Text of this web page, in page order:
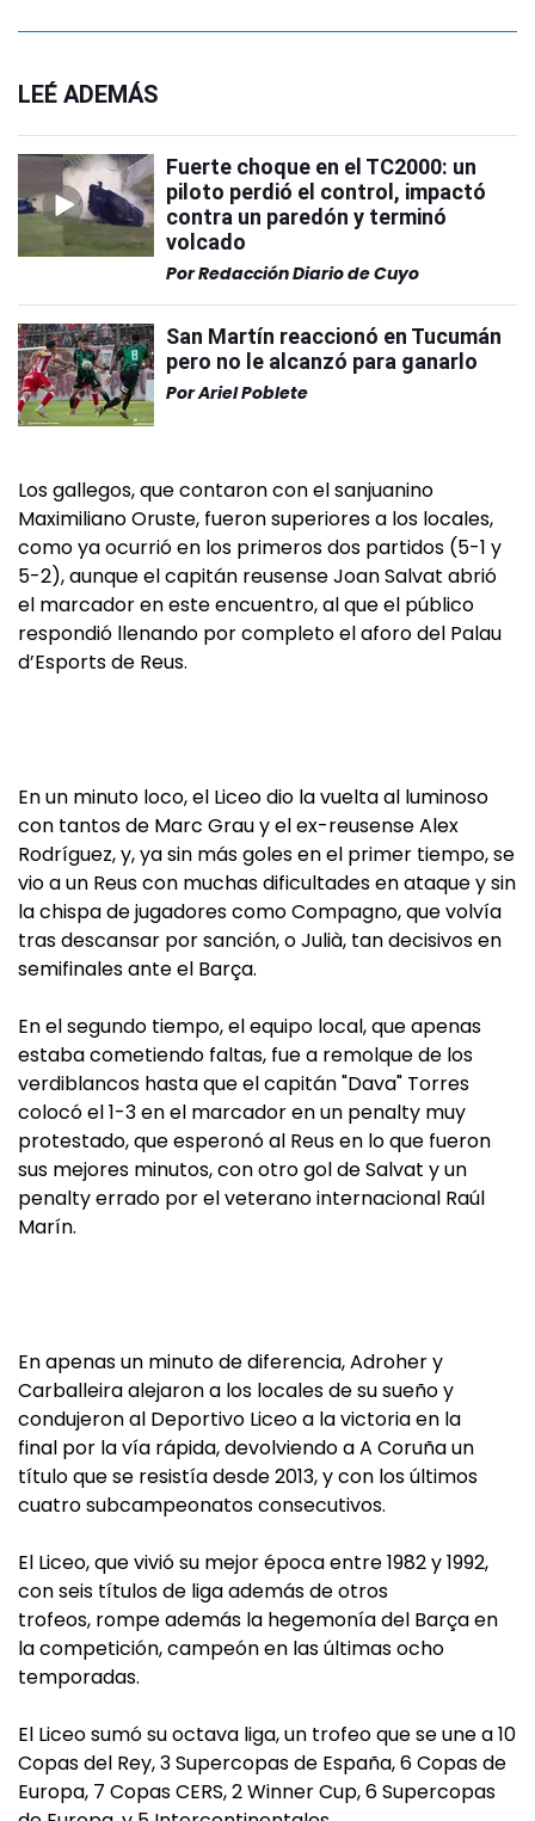
LEÉ ADEMÁS
Fuerte choque en el TC2000: un
piloto perdió el control, impactó
contra un paredón y terminó
volcado
PorRedacción Diario de Cuyo
San Martín reaccionó en Tucumán
pero no le alcanzó para ganarlo
PorAriel Poblete
Los gallegos, que contaron con el sanjuanino
Maximiliano Oruste, fueron superiores a los locales,
como ya ocurrió en los primeros dos partidos (5-1 y
5-2), aunque el capitán reusense Joan Salvat abrió
el marcador en este encuentro, al que el público
respondió llenando por completo el aforo del Palau
d’Esports de Reus.
En un minuto loco, el Liceo dio la vuelta al luminoso
con tantos de Marc Grau y el ex-reusense Alex
Rodríguez, y, ya sin más goles en el primer tiempo, se
vio a un Reus con muchas dificultades en ataque y sin
la chispa de jugadores como Compagno, que volvía
tras descansar por sanción, o Julià, tan decisivos en
semifinales ante el Barça.
En el segundo tiempo, el equipo local, que apenas
estaba cometiendo faltas, fue a remolque de los
verdiblancos hasta que el capitán "Dava" Torres
colocó el 1-3 en el marcador en un penalty muy
protestado, que esperonó al Reus en lo que fueron
sus mejores minutos, con otro gol de Salvat y un
penalty errado por el veterano internacional Raúl
Marín.
En apenas un minuto de diferencia, Adroher y
Carballeira alejaron a los locales de su sueño y
condujeron al Deportivo Liceo a la victoria en la
final por la vía rápida, devolviendo a A Coruña un
título que se resistía desde 2013, y con los últimos
cuatro subcampeonatos consecutivos.
El Liceo, que vivió su mejor época entre 1982 y 1992,
con seis títulos de liga además de otros
trofeos, rompe además la hegemonía del Barça en
la competición, campeón en las últimas ocho
temporadas.
El Liceo sumó su octava liga, un trofeo que se une a 10
Copas del Rey, 3 Supercopas de España, 6 Copas de
Europa, 7 Copas CERS, 2 Winner Cup, 6 Supercopas